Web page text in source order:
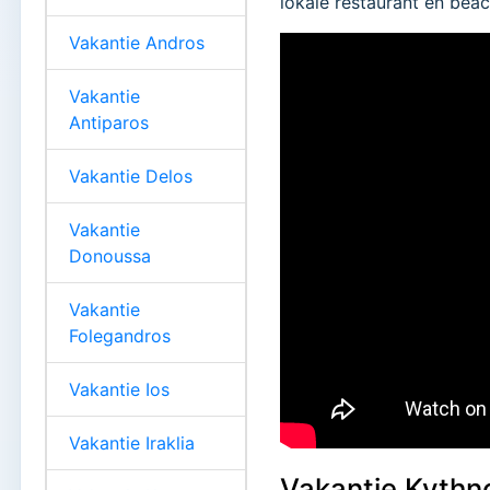
Vakantie Andros
Vakantie
Antiparos
Vakantie Delos
Vakantie
Donoussa
Vakantie
Folegandros
Vakantie Ios
Vakantie Iraklia